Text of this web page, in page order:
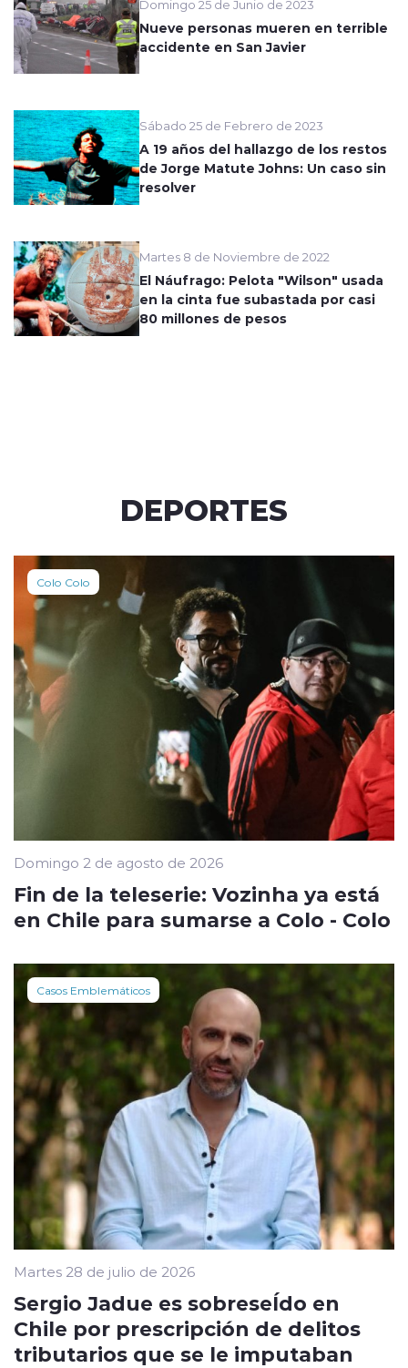
Domingo 25 de Junio de 2023
Nueve personas mueren en terrible
accidente en San Javier
Sábado 25 de Febrero de 2023
A 19 años del hallazgo de los restos
de Jorge Matute Johns: Un caso sin
resolver
Martes 8 de Noviembre de 2022
El Náufrago: Pelota "Wilson" usada
en la cinta fue subastada por casi
80 millones de pesos
DEPORTES
Colo Colo
Domingo 2 de agosto de 2026
Fin de la teleserie: Vozinha ya está
en Chile para sumarse a Colo - Colo
Casos Emblemáticos
Martes 28 de julio de 2026
Sergio Jadue es sobreseÍdo en
Chile por prescripción de delitos
tributarios que se le imputaban